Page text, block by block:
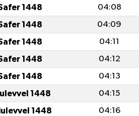
1448 04:08
1448 04:09
1448 04:11
1448 04:12
1448 04:13
1448 04:15
1448 04:16